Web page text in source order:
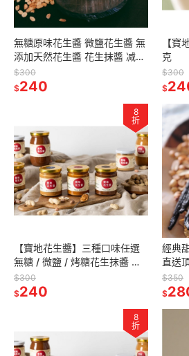
無糖原味花生醬 微鹽花生醬 無
添加天然花生醬 花生抹醬 减醣
生酮 低碳 飲食控制 寶寶副食品
可加 寶寶粥 新竹特產
$300
$240
【寶
克
$300
$
8
折
【寶地花生醬】三種口味任選
無糖 / 微鹽 / 烤糖花生抹醬 低
負擔 新鮮現磨 天然食品 副食品
透明成份
$300
$240
經典
直送
負擔
司康
$350
$
8
折